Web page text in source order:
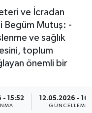
ve İcradan
Begüm Mutuş: -
ve sağlık
toplum
önemli bir
- 15:52 12.05.2026 -
GÜNCELLEME